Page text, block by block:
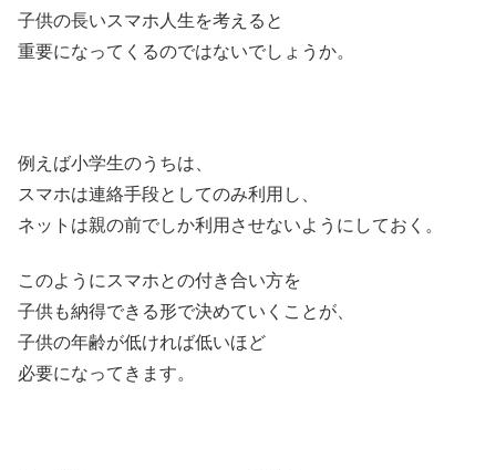
子供の長いスマホ人生を考えると
重要になってくるのではないでしょうか。
例えば小学生のうちは、
スマホは連絡手段としてのみ利用し、
ネットは親の前でしか利用させないようにしておく。
このようにスマホとの付き合い方を
子供も納得できる形で決めていくことが、
子供の年齢が低ければ低いほど
必要になってきます。